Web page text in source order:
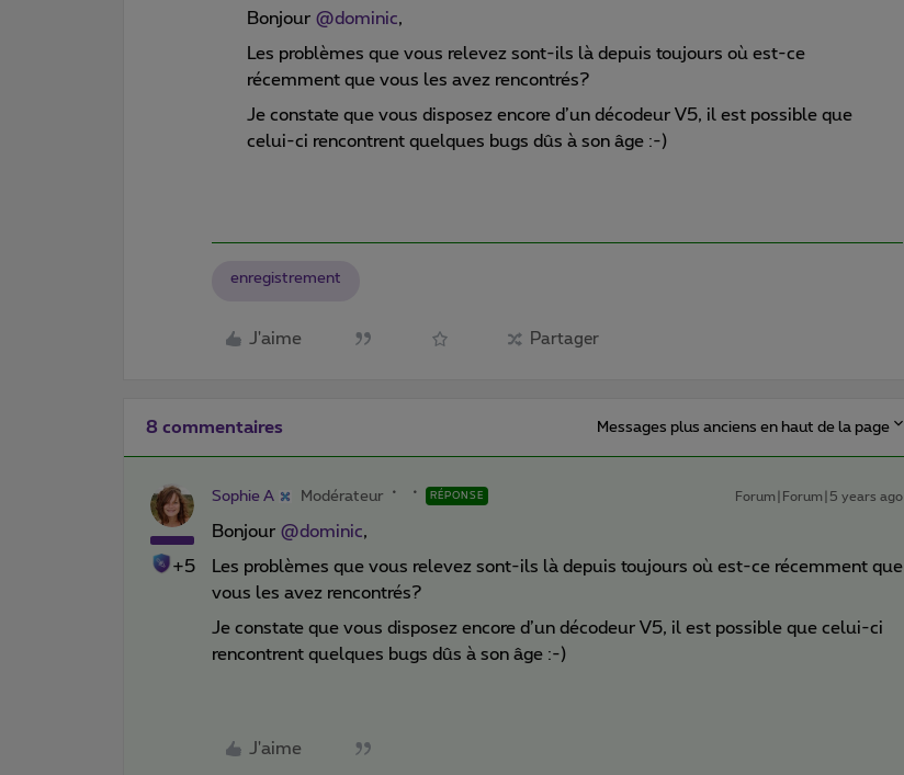
Bonjour @dominic,
Les problèmes que vous relevez sont-ils là depuis toujours où est-ce
récemment que vous les avez rencontrés?
Je constate que vous disposez encore d’un décodeur V5, il est possible que
celui-ci rencontrent quelques bugs dûs à son âge :-)
enregistrement
J'aime Partager
8 commentaires Messages plus anciens en haut de la page
+5
Sophie A Modérateur RÉPONSE Forum|Forum|5 years ago
Bonjour @dominic,
Les problèmes que vous relevez sont-ils là depuis toujours où est-ce récemment que
vous les avez rencontrés?
Je constate que vous disposez encore d’un décodeur V5, il est possible que celui-ci
rencontrent quelques bugs dûs à son âge :-)
J'aime